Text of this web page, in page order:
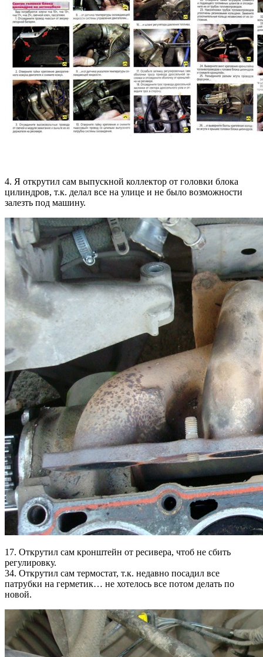
4. Я открутил сам выпускной коллектор от головки блока
цилиндров, т.к. делал все на улице и не было возможности
залезть под машину.
17. Открутил сам кронштейн от ресивера, чтоб не сбить
регулировку.
34. Открутил сам термостат, т.к. недавно посадил все
патрубки на герметик… не хотелось все потом делать по
новой.